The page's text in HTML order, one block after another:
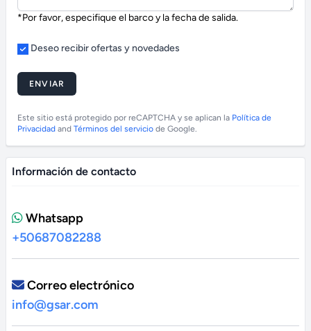
Información de contacto
Whatsapp
+50687082288
Correo electrónico
info@gsar.com
*Por favor, especifique el barco y la fecha de salida.
Deseo recibir ofertas y novedades
ENVIAR
Este sitio está protegido por reCAPTCHA y se aplican la Política de
Privacidad and Términos del servicio de Google.